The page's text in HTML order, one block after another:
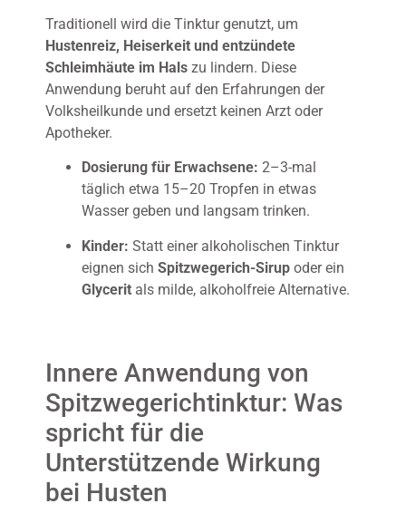
Traditionell wird die Tinktur genutzt, um
Hustenreiz, Heiserkeit und entzündete
Schleimhäute im Hals zu lindern. Diese
Anwendung beruht auf den Erfahrungen der
Volksheilkunde und ersetzt keinen Arzt oder
Apotheker.
Dosierung für Erwachsene: 2–3-mal
täglich etwa 15–20 Tropfen in etwas
Wasser geben und langsam trinken.
Kinder: Statt einer alkoholischen Tinktur
eignen sich Spitzwegerich-Sirup oder ein
Glycerit als milde, alkoholfreie Alternative.
Innere Anwendung von
Spitzwegerichtinktur: Was
spricht für die
Unterstützende Wirkung
bei Husten